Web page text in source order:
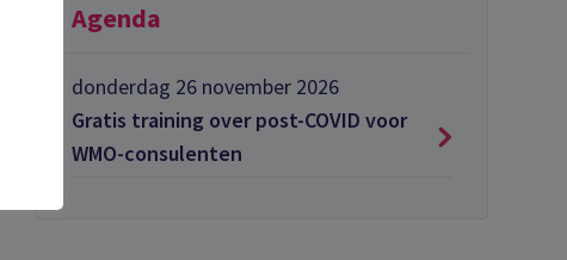
Agenda
donderdag 26 november 2026
Gratis training over post-COVID voor
WMO-consulenten